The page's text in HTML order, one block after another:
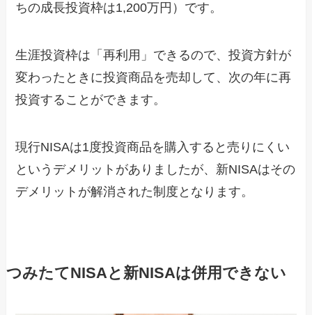
ちの成長投資枠は1,200万円）です。
生涯投資枠は「再利用」できるので、投資方針が
変わったときに投資商品を売却して、次の年に再
投資することができます。
現行NISAは1度投資商品を購入すると売りにくい
というデメリットがありましたが、新NISAはその
デメリットが解消された制度となります。
つみたてNISAと新NISAは併用できない